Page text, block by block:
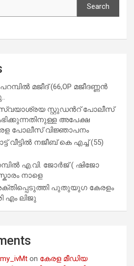
Search
മജീദ് (66,OP മജീദണ്ണൻ
സ്വയാശ്രയ സ്റ്റുഡന്‍റ് പോലീസ്
അപേക്ഷ
പോലീസ് വിജ്ഞാപനം
വീട്ടിൽ നജീബ് കെ എച്ച് (55)
എ.​വി. ജോ​ർ​ജ് ( ഷിജോ
നാളെ
പുതുയുഗ കേരളം
എം ലിജു
on കേരള മീഡിയ